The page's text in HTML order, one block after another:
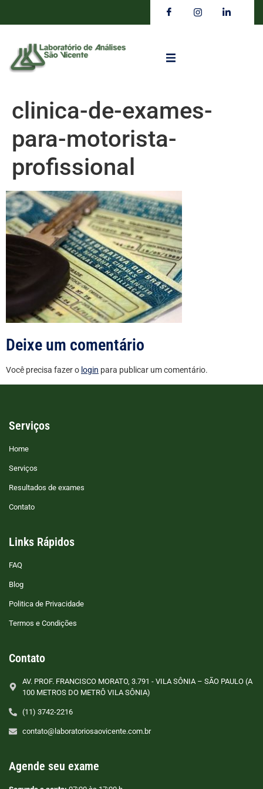
clinica-de-exames-
para-motorista-
profissional
Deixe um comentário
Você precisa fazer o login para publicar um comentário.
Serviços
Home
Serviços
Resultados de exames
Contato
Links Rápidos
FAQ
Blog
Politica de Privacidade
Termos e Condições
Contato
AV. PROF. FRANCISCO MORATO, 3.791 - VILA SÔNIA – SÃO PAULO (A
100 METROS DO METRÔ VILA SÔNIA)
(11) 3742-2216
contato@laboratoriosaovicente.com.br
Agende seu exame